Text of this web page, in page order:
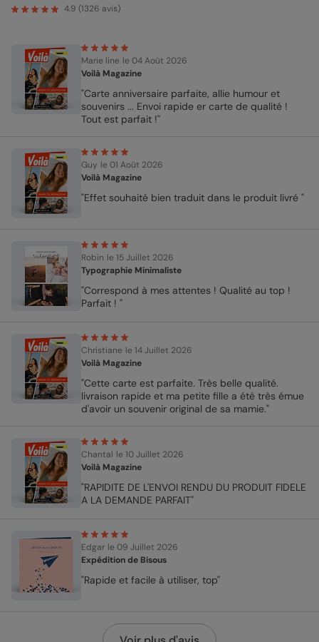
4.9 (1326 avis)
Marie line le 04 Août 2026
Voilà Magazine
"Carte anniversaire parfaite, allie humour et
souvenirs ... Envoi rapide er carte de qualité !
Tout est parfait !"
Guy le 01 Août 2026
Voilà Magazine
"Effet souhaité bien traduit dans le produit livré "
Robin le 15 Juillet 2026
Typographie Minimaliste
"Correspond à mes attentes ! Qualité au top !
Parfait ! "
Christiane le 14 Juillet 2026
Voilà Magazine
"Cette carte est parfaite. Très belle qualité.
livraison rapide et ma petite fille a été très émue
d'avoir un souvenir original de sa mamie."
Chantal le 10 Juillet 2026
Voilà Magazine
"RAPIDITE DE L'ENVOI RENDU DU PRODUIT FIDELE
A LA DEMANDE PARFAIT"
Edgar le 09 Juillet 2026
Expédition de Bisous
"Rapide et facile à utiliser, top"